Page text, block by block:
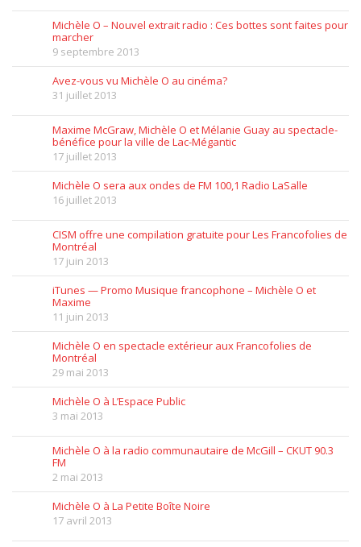
Michèle O – Nouvel extrait radio : Ces bottes sont faites pour
marcher
9 septembre 2013
Avez-vous vu Michèle O au cinéma?
31 juillet 2013
Maxime McGraw, Michèle O et Mélanie Guay au spectacle-
bénéfice pour la ville de Lac-Mégantic
17 juillet 2013
Michèle O sera aux ondes de FM 100,1 Radio LaSalle
16 juillet 2013
CISM offre une compilation gratuite pour Les Francofolies de
Montréal
17 juin 2013
iTunes — Promo Musique francophone – Michèle O et
Maxime
11 juin 2013
Michèle O en spectacle extérieur aux Francofolies de
Montréal
29 mai 2013
Michèle O à L’Espace Public
3 mai 2013
Michèle O à la radio communautaire de McGill – CKUT 90.3
FM
2 mai 2013
Michèle O à La Petite Boîte Noire
17 avril 2013